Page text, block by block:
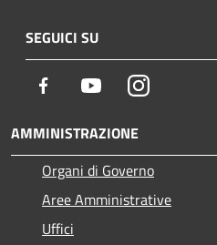
SEGUICI SU
Facebook YoutubeInstagram
AMMINISTRAZIONE
Organi di Governo
Aree Amministrative
Uffici